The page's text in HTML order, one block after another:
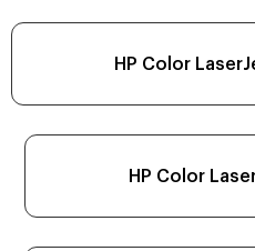
HP Color
HP Color